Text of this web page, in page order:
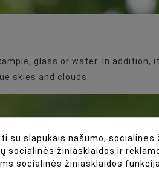
glass or water. In
skies and clouds.
su slapukais našumo, socialinės
socialinės žiniasklaidos ir
socialinės žiniasklaidos